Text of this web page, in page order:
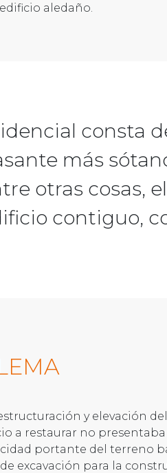
aledaño.
consta
más
otras cosas,
contiguo,
y elevación
a restaurar no
portante del terreno
excavación para la